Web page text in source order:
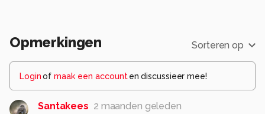
Opmerkingen Sorteren op
Loginof maak een account en discussieer mee!
Santakees 2 maanden geleden